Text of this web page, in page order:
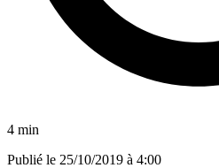
4 min
Publié le 25/10/2019 à 4:00